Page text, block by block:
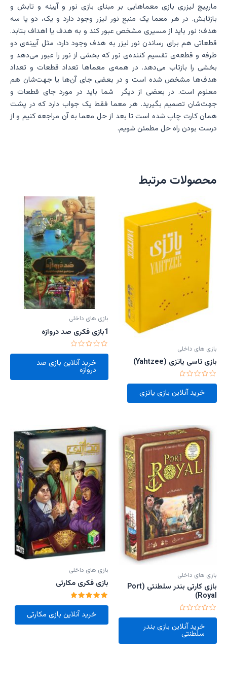
مارپیچ لیزری بازی معماهایی بر مبنای بازی نور و آیینه و تابش و
بازتابش. در هر معما یک منبع نور لیزر وجود دارد و یک، دو یا سه
هدف؛ نور باید از مسیری مشخص عبور کند و به هدف یا اهداف بتابد.
قطعاتی هم برای رساندن نور لیزر به هدف وجود دارد، مثل آیینه‌ی دو
طرفه و قطعه‌ی تقسیم کننده‌ی نور که بخشی از نور را عبور می‌دهد و
بخشی را بازتاب می‌دهد. در همه‌ی معماها تعداد قطعات و تعداد
هدف‌ها مشخص شده است و در بعضی جای آن‌ها یا جهت‌شان هم
معلوم است. در بعضی از دیگر شما باید در مورد جای قطعات و
جهت‌شان تصمیم بگیرید. هر معما فقط یک جواب دارد که در پشت
همان کارت چاپ شده است تا بعد از حل معما به آن مراجعه کنیم و از
درست بودن راه حل مطمئن شویم.
محصولات مرتبط
بازی های داخلی
بازی تاسی یاتزی (Yahtzee)
امتیاز
5
خرید آنلاین بازی یاتزی
بازی های داخلی
1بازی فکری صد دروازه
امتیاز
خرید آنلاین بازی صد
دروازه
بازی های داخلی
بازی کارتی بندر سلطنتی (Port
Royal)
امتیاز
خرید آنلاین بازی بندر
سلطنتی
بازی های داخلی
بازی فکری مکارتی
امتیاز
5.00خرید آنلاین بازی مکارتی